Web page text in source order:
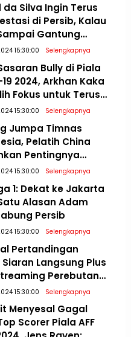
da Silva Ingin Terus
di Persib, Kalau
Gantung
15:30:00 Selengkapnya
Bully di Piala
19 2024, Arkhan Kaka
Fokus untuk Terus
Diri
15:30:00 Selengkapnya
Jumpa Timnas
Pelatih China
Pentingnya
Bertanding di
Piala Dunia 2026
15:30:00 Selengkapnya
1: Dekat ke Jakarta
Alasan Adam
Persib
15:30:00 Selengkapnya
Pertandingan
Langsung Plus
Perebutan
Tiga dan Final Piala
2024
15:30:00 Selengkapnya
Menyesal Gagal
Scorer Piala AFF